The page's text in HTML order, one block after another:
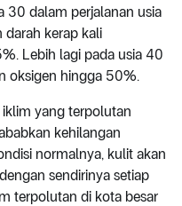
30 dalam perjalanan usia
darah kerap kali
Lebih lagi pada usia 40
oksigen hingga 50%.
yang terpolutan
kehilangan
normalnya, kulit akan
sendirinya setiap
terpolutan di kota besar